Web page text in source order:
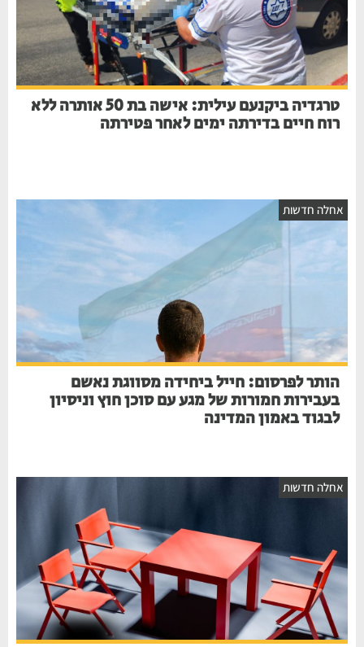
טרגדיה ביקנעם עילית: אישה בת 50 אותרה ללא
רוח חיים בדירתה ימים לאחר פטירתה
אחלה חדשות
הותר לפרסום: חייל ביחידה מסווגת נאשם
בעבירות חמורות של מגע עם סוכן חוץ וניסיון
לבגוד באמון המדינה
אחלה חדשות